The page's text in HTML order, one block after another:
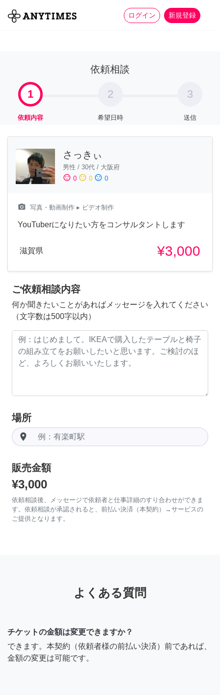
ログイン 新規登録
全て 家事 more_horiz
依頼相談
1
依頼内容
2
希望日時
3
送信
さっきぃ
男性 / 30代 / 大阪府
sentiment_satisfied 0 sentiment_neutral 0 sentiment_dissatisfied 0
camera_alt 写真・動画制作 ▸ ビデオ制作
YouTuberになりたい方をコンサルタントします
滋賀県 ¥3,000
ご依頼相談内容
何か聞きたいことがあればメッセージを入れてください
（文字数は500字以内）
場所
room
販売金額
¥3,000
依頼相談後、メッセージで依頼者と仕事詳細のすり合わせができま
す。依頼相談が承認されると、前払い決済（本契約）→サービスの
ご提供となります。
よくある質問
チケットの金額は変更できますか？
できます。本契約（依頼者様の前払い決済）前であれば、
金額の変更は可能です。